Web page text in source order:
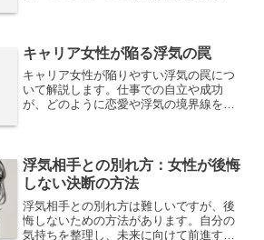
キャリア女性が陥る浮気の罠
キャリア女性が陥りやすい浮気の罠につ
いて解説します。仕事での自立や成功
が、どのように恋愛や浮気の境界線を曖
浮気相手との別れ方：女性が後悔
しない決断の方法
浮気相手との別れ方は難しいですが、後
悔しないための方法があります。自分の
気持ちを整理し、未来に向けて前進する